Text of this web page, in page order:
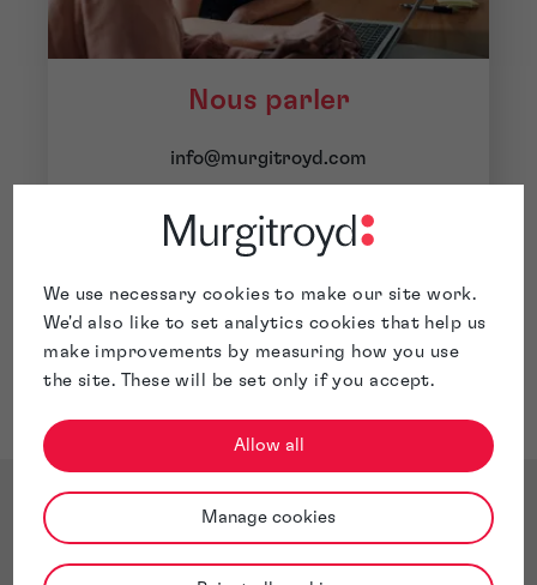
We use necessary cookies to make our site work.
We'd also like to set analytics cookies that help us
make improvements by measuring how you use
the site. These will be set only if you accept.
Allow all
Manage cookies
Nous parler
info@murgitroyd.com
Rencontrez l'équipe